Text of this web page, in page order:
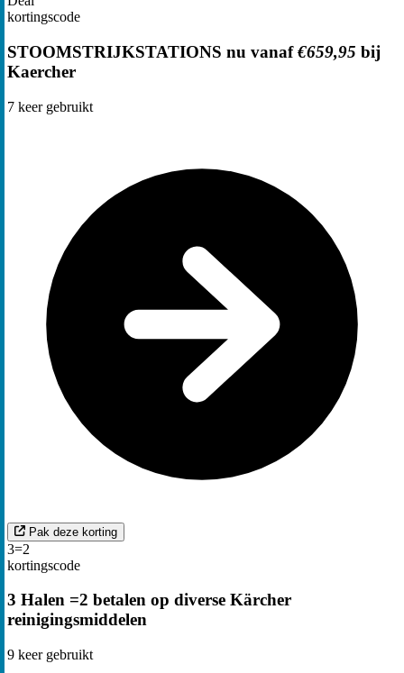
kortingscode
STOOMSTRIJKSTATIONS nu vanaf€659,95 bij
Kaercher
7 keer gebruikt
Pak deze korting
3=2
kortingscode
3 Halen =2 betalen op diverse Kärcher
reinigingsmiddelen
9 keer gebruikt